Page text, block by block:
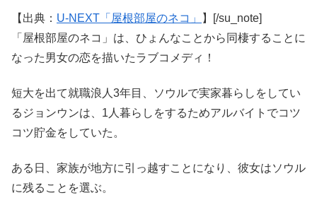
【出典： U-NEXT「屋根部屋のネコ」
】[/su_note]
「屋根部屋のネコ」は、ひょんなことから同棲することに
なった男女の恋を描いたラブコメディ！
短大を出て就職浪人3年目、ソウルで実家暮らしをしてい
るジョンウンは、1人暮らしをするためアルバイトでコツ
コツ貯金をしていた。
ある日、家族が地方に引っ越すことになり、彼女はソウル
に残ることを選ぶ。